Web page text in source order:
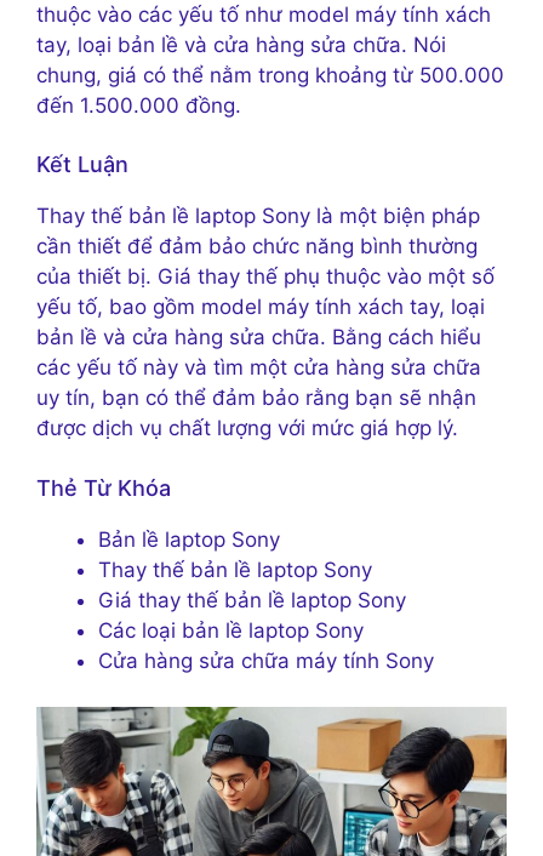
thuộc vào các yếu tố như model máy tính xách
tay, loại bản lề và cửa hàng sửa chữa. Nói
chung, giá có thể nằm trong khoảng từ 500.000
đến 1.500.000 đồng.
Kết Luận
Thay thế bản lề laptop Sony là một biện pháp
cần thiết để đảm bảo chức năng bình thường
của thiết bị. Giá thay thế phụ thuộc vào một số
yếu tố, bao gồm model máy tính xách tay, loại
bản lề và cửa hàng sửa chữa. Bằng cách hiểu
các yếu tố này và tìm một cửa hàng sửa chữa
uy tín, bạn có thể đảm bảo rằng bạn sẽ nhận
được dịch vụ chất lượng với mức giá hợp lý.
Thẻ Từ Khóa
Bản lề laptop Sony
Thay thế bản lề laptop Sony
Giá thay thế bản lề laptop Sony
Các loại bản lề laptop Sony
Cửa hàng sửa chữa máy tính Sony